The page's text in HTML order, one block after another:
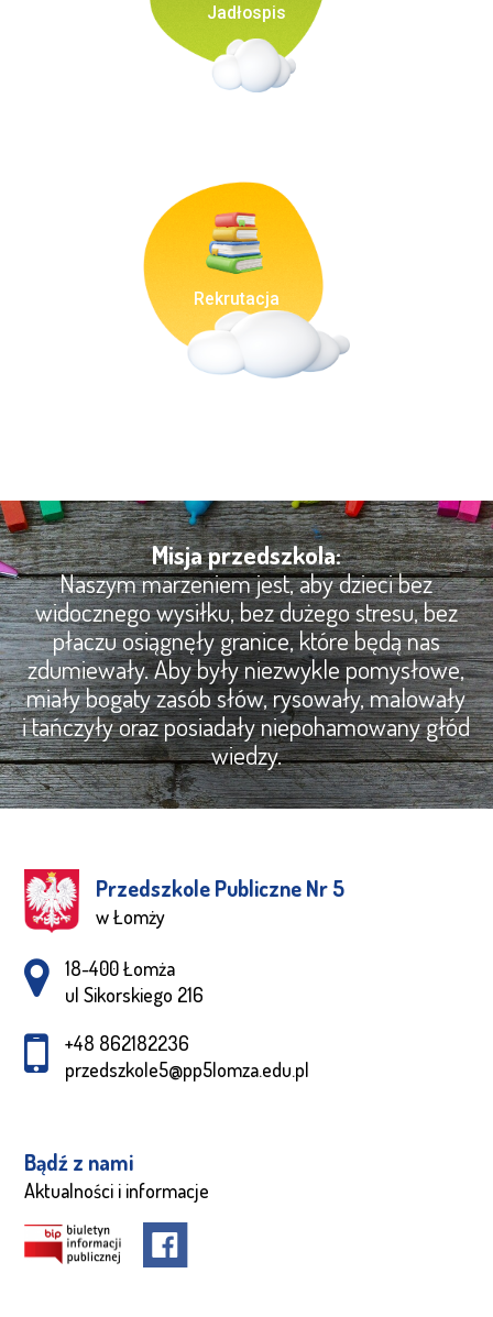
Jadłospis
Rekrutacja
Misja przedszkola:
Naszym marzeniem jest, aby dzieci bez
widocznego wysiłku, bez dużego stresu, bez
płaczu osiągnęły granice, które będą nas
zdumiewały. Aby były niezwykle pomysłowe,
miały bogaty zasób słów, rysowały, malowały
i tańczyły oraz posiadały niepohamowany głód
wiedzy.
Przedszkole Publiczne Nr 5
w Łomży
Adres pocztowy:
18-400 Łomża
ul Sikorskiego 216
+48 862182236
przedszkole5@pp5lomza.edu.pl
Bądź z nami
Aktualności i informacje